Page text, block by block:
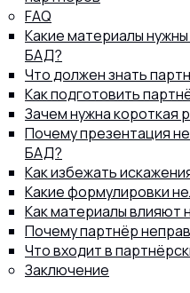
FAQ
Какие материалы
БАД?
Что должен знать
Как подготовить
Зачем нужна короткая
Почему презентация
БАД?
Как избежать
Какие формулировки
Как материалы влияют
Почему партнёр
Что входит в
Заключение